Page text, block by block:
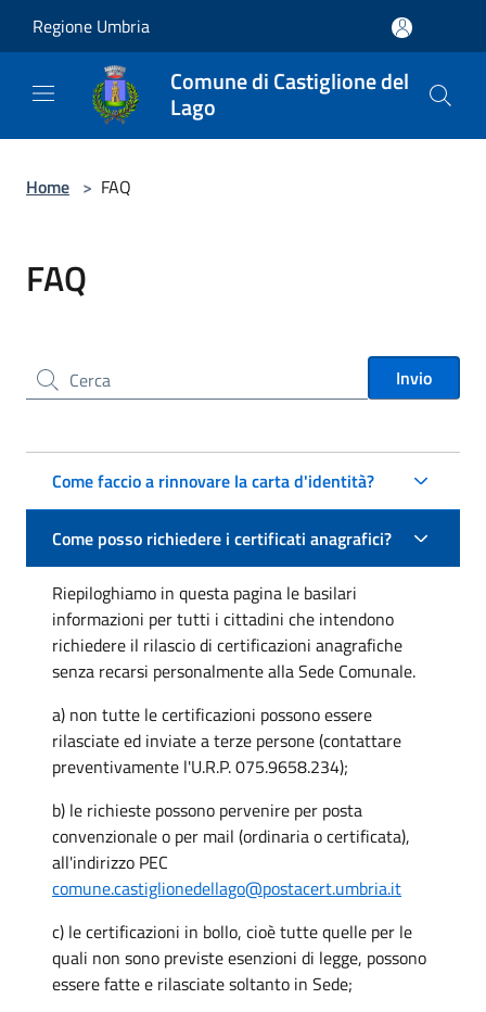
Regione Umbria
Comune di Castiglione del
Lago
Home > FAQ
FAQ
Cerca nel sito Invio
Come faccio a rinnovare la carta d'identità?
Come posso richiedere i certificati anagrafici?
Riepiloghiamo in questa pagina le basilari
informazioni per tutti i cittadini che intendono
richiedere il rilascio di certificazioni anagrafiche
senza recarsi personalmente alla Sede Comunale.
a) non tutte le certificazioni possono essere
rilasciate ed inviate a terze persone (contattare
preventivamente l'U.R.P. 075.9658.234);
b) le richieste possono pervenire per posta
convenzionale o per mail (ordinaria o certificata),
all'indirizzo PEC
comune.castiglionedellago@postacert.umbria.it
c) le certificazioni in bollo, cioè tutte quelle per le
quali non sono previste esenzioni di legge, possono
essere fatte e rilasciate soltanto in Sede;